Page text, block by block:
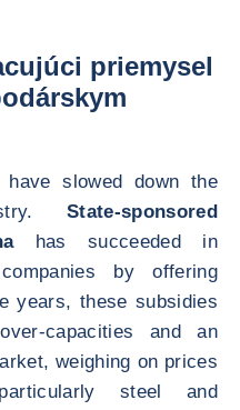
priemysel
have slowed down the
State-sponsored
has succeeded in
by offering
years, these subsidies
capacities and an
weighing on prices
steel and